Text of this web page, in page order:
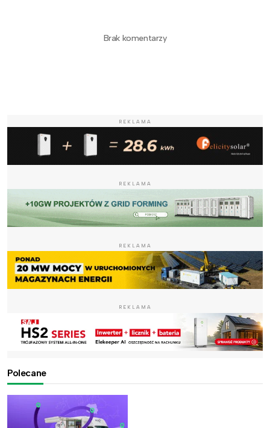
Brak komentarzy
REKLAMA
REKLAMA
REKLAMA
REKLAMA
Polecane